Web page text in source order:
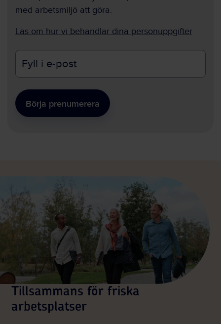
med arbetsmiljö att göra.
Läs om hur vi behandlar dina personuppgifter
postadress
Börja prenumerera
Tillsammans för friska
arbetsplatser